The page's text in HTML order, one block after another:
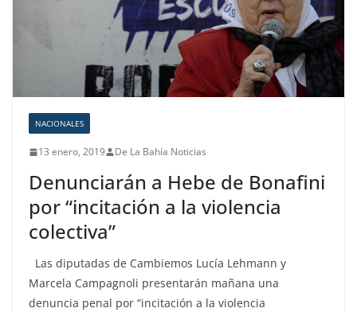
NACIONALES
13 enero, 2019 De La Bahía Noticias
Denunciarán a Hebe de Bonafini
por “incitación a la violencia
colectiva”
Las diputadas de Cambiemos Lucía Lehmann y
Marcela Campagnoli presentarán mañana una
denuncia penal por “incitación a la violencia